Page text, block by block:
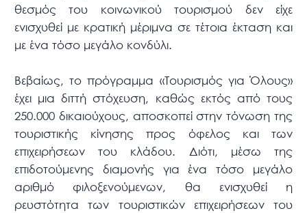
θεσμός του κοινωνικού τουρισμού δεν είχε
ενισχυθεί με κρατική μέριμνα σε τέτοια έκταση και
με ένα τόσο μεγάλο κονδύλι.
Βεβαίως, το πρόγραμμα «Τουρισμός για Όλους»
έχει μια διττή στόχευση, καθώς εκτός από τους
250.000 δικαιούχους, αποσκοπεί στην τόνωση της
τουριστικής κίνησης προς όφελος και των
επιχειρήσεων του κλάδου. Διότι, μέσω της
επιδοτούμενης διαμονής για ένα τόσο μεγάλο
αριθμό φιλοξενούμενων, θα ενισχυθεί η
ρευστότητα των τουριστικών επιχειρήσεων του